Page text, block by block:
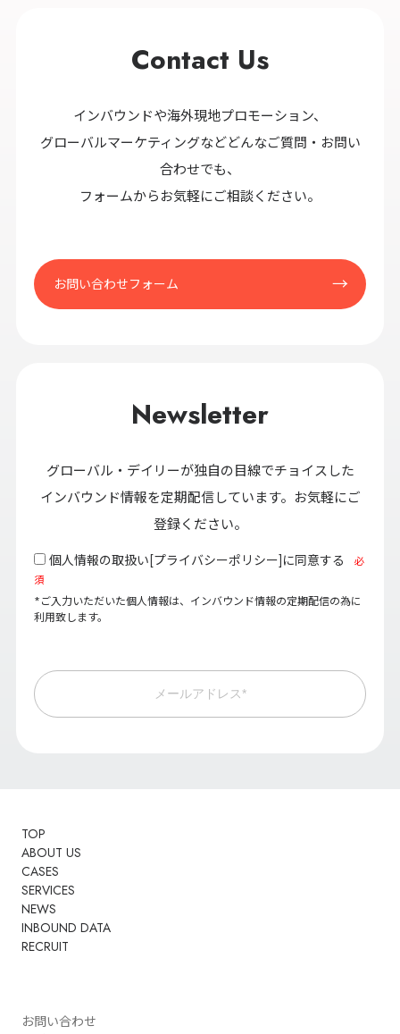
Contact Us
インバウンドや海外現地プロモーション、
グローバルマーケティングなどどんなご質問・お問い
合わせでも、
フォームからお気軽にご相談ください。
お問い合わせフォーム
Newsletter
グローバル・デイリーが独自の目線でチョイスした
インバウンド情報を定期配信しています。お気軽にご
登録ください。
個人情報の取扱い[プライバシーポリシー]に同意する
必
須
*ご入力いただいた個人情報は、インバウンド情報の定期配信の為に
利用致します。
メールアドレス*
TOP
ABOUT US
CASES
SERVICES
NEWS
INBOUND DATA
RECRUIT
お問い合わせ